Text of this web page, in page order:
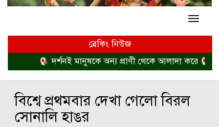
ব্রেকিং নিউজ
দর্শনই মানুষকে অন্য প্রাণী থেকে আলাদা করে
বিশ্বে প্রথমবার দেখা গেলো বিরল
সোনালি হাঙর